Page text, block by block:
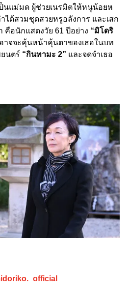
นแม่มด ผู้ช่วยเนรมิตให้หนูน้อยห
ได้สวมชุดสวยหรูอลังการ และเสก
คือนักแสดงวัย 61 ปีอย่าง “มิโดริ
าจจะคุ้นหน้าคุ้นตาของเธอในบท
นตร์ “กินทามะ 2” และจดจำเธอ